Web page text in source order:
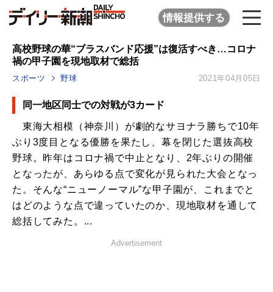
情報提供する
高校野球の華“ブラスバンド応援”は復活すべき…コロナ
禍の甲子園を現地取材で総括
スポーツ 野球 2021年04月05日
同一地区同士での対戦が3カード
東海大相模（神奈川）が劇的なサヨナラ勝ちで10年
ぶり3度目となる優勝を果たし、幕を閉じた選抜高校
野球。昨年はコロナ禍で中止となり、2年ぶりの開催
となったが、あらゆる点で変化が見られた大会となっ
た。そんな“ニューノーマル”な甲子園が、これまでと
はどのような点で違っていたのか、現地取材を通して
総括してみた。...
Advertisement